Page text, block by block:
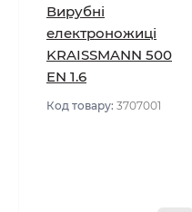
Вирубні
електроножиці
KRAISSMANN 500
EN 1.6
Код товару: 3707001